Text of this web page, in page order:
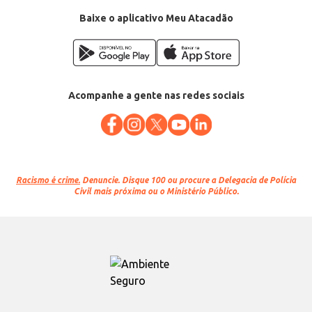
Baixe o aplicativo Meu Atacadão
Acompanhe a gente nas redes sociais
Racismo é crime. Denuncie. Disque 100 ou procure a Delegacia de Polícia
Civil mais próxima ou o Ministério Público.